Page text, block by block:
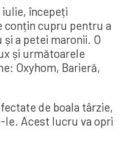
iulie, începeți
conțin cupru pentru a
a petei maronii. O
și următoarele
Oxyhom, Barieră,
de boala târzie,
Acest lucru va opri